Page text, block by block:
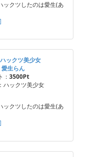
ックツしたのは愛生(あ
ックツ美少女
生らん
： 3500Pt
ハックツ美少女
ックツしたのは愛生(あ